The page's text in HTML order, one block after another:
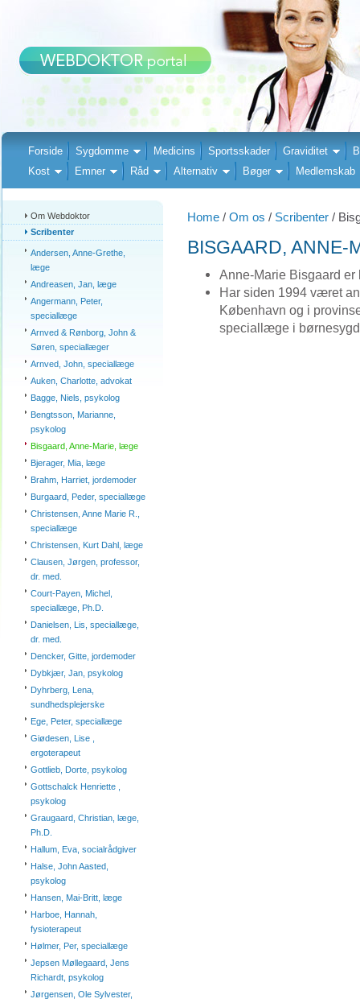
Forside Sygdomme Medicins Sportsskader Graviditet
Kost
Emner Råd Alternativ Bøger Medlemskab
Om Webdoktor
Scribenter
Andersen, Anne-Grethe,
læge
Andreasen, Jan, læge
Angermann, Peter,
speciallæge
Arnved & Rønborg, John &
Søren, speciallæger
Arnved, John, speciallæge
Auken, Charlotte, advokat
Bagge, Niels, psykolog
Bengtsson, Marianne,
psykolog
Bisgaard, Anne-Marie, læge
Bjerager, Mia, læge
Brahm, Harriet, jordemoder
Burgaard, Peder, speciallæge
Christensen, Anne Marie R.,
speciallæge
Christensen, Kurt Dahl, læge
Clausen, Jørgen, professor,
dr. med.
Court-Payen, Michel,
speciallæge, Ph.D.
Danielsen, Lis, speciallæge,
dr. med.
Dencker, Gitte, jordemoder
Dybkjær, Jan, psykolog
Dyhrberg, Lena,
sundhedsplejerske
Ege, Peter, speciallæge
Giødesen, Lise ,
ergoterapeut
Gottlieb, Dorte, psykolog
Gottschalck Henriette ,
psykolog
Graugaard, Christian, læge,
Ph.D.
Hallum, Eva, socialrådgiver
Halse, John Aasted,
psykolog
Hansen, Mai-Britt, læge
Harboe, Hannah,
fysioterapeut
Hølmer, Per, speciallæge
Jepsen Møllegaard, Jens
Richardt, psykolog
Jørgensen, Ole Sylvester,
Home / Om os / Scribenter /
BISGAARD,
Anne-Marie Bisgaard
Har siden 1994 været
København og i
speciallæge i